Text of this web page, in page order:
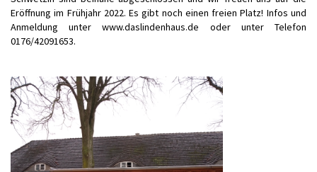
Eröffnung im Frühjahr 2022. Es gibt noch einen freien Platz! Infos und
Anmeldung unter www.daslindenhaus.de oder unter Telefon
0176/42091653.